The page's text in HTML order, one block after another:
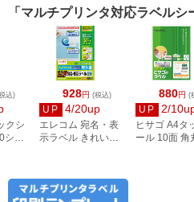
「マルチプリンタ対応ラベル
928円 (税込)
UP 4/20up
エレコム 宛名・表
示ラベル きれい貼
880円 (
UP 2/
ヒサゴ A4タ
ール 10面 角
込)
クシ
ー